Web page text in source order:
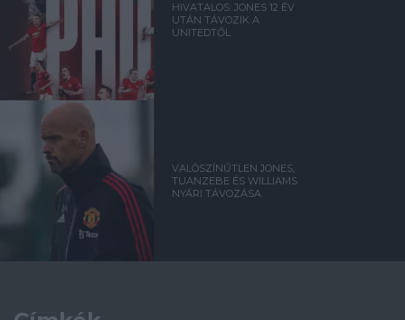
HIVATALOS: JONES 12 ÉV
UTÁN TÁVOZIK A
UNITEDTŐL
VALÓSZÍNŰTLEN JONES,
TUANZEBE ÉS WILLIAMS
NYÁRI TÁVOZÁSA